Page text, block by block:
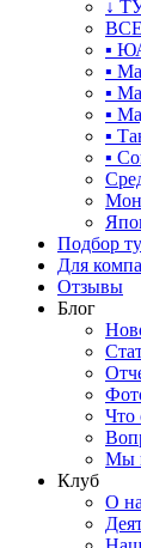
↓
▪
▪
▪
▪
▪
▪
Подбор
Для
Отзывы
Блог
Что
Мы
Клуб
О